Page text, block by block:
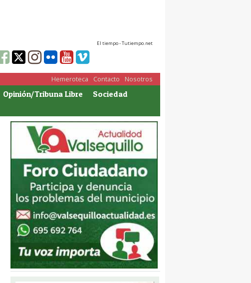
El tiempo - Tutiempo.net
Nosotros
Contacto
Hemeroteca
Opinión/Tribuna Libre
Sociedad